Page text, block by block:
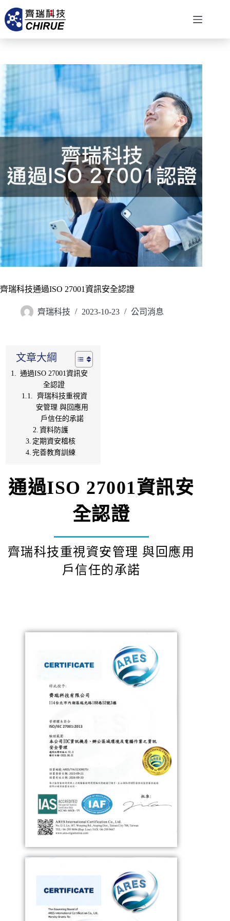
齊瑞科技通過ISO 27001資訊安全認證
齊瑞科技 2023-10-23 公司消息
文章大綱
通過ISO 27001資訊安
全認證
齊瑞科技重視資
安管理 與回應用
戶信任的承諾
資料防護
定期資安稽核
完善教育訓練
通過ISO 27001資訊安
全認證
齊瑞科技重視資安管理 與回應用
戶信任的承諾